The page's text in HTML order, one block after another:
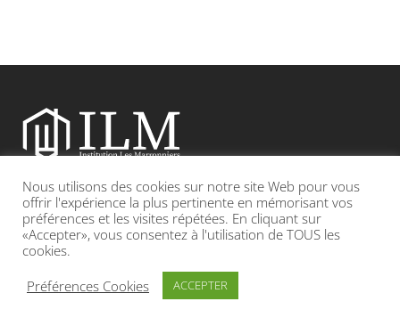
Etablissement catholique sous contrat d’association avec l’Etat
Adresse : 19, Grande rue 69420 CONDRIEU
INFOS LÉGALES POLITIQUE DE CONFIDENTIALITÉ
Nous utilisons des cookies sur notre site Web pour vous
offrir l'expérience la plus pertinente en mémorisant vos
préférences et les visites répétées. En cliquant sur
«Accepter», vous consentez à l'utilisation de TOUS les
cookies.
Préférences Cookies
ACCEPTER